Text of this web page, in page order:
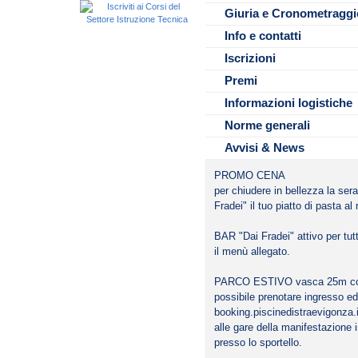
Giuria e
Info e contatti
- 351.4808543 SMS WhatsApp
Iscrizioni
non sarà possibile per
Tempi limiti per iscrizione
Premi
Vedi circolare Prot.16/284/mb
Informazioni logistiche
COMUNICAZIONI ASSENTI
NON saranno distribuite start
Norme generali
Per l'accesso alla tribuna
Gli atleti potranno accedere
non dai genitori, consigliamo
2 Phonature acquistabili a €
Avvisi & News
PROMO CENA
per chiudere in bellezza la
Fradei" il tuo piatto di pasta al
BAR "Dai Fradei" attivo per
il menù allegato.
PARCO ESTIVO vasca 25m
possibile prenotare ingresso
alle gare della manifestazione
presso lo sportello.
File da scaricare
Scheda
3E.2026